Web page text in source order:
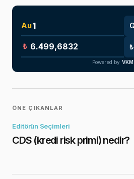
Au
₺
Powered by VKM
ÖNE ÇIKANLAR
Editörün Seçimleri
CDS (kredi risk primi) nedir?